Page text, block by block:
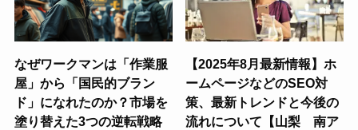
なぜワークマンは「作業服
屋」から「国民的ブラン
ド」になれたのか？市場を
塗り替えた3つの逆転戦略
【2025年8月最新情報】ホ
ームページなどのSEO対
策、最新トレンドと今後の
流れについて【山梨 南ア